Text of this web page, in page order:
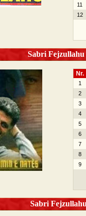
11
12
Sabri
Nr.
1
2
3
4
5
6
7
8
9
Sabri